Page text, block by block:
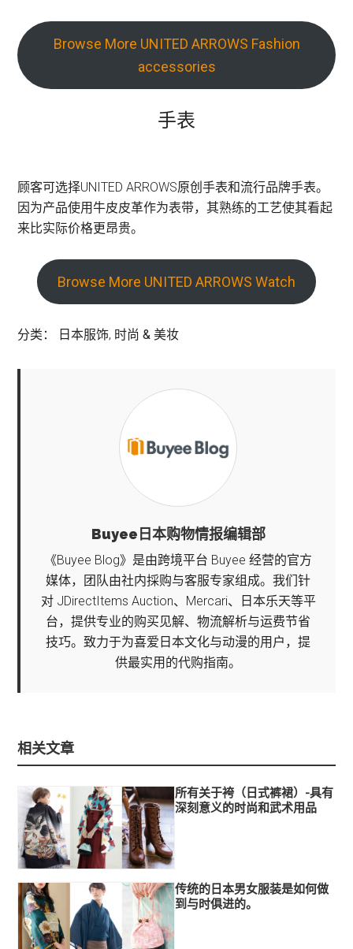
Browse More UNITED ARROWS Fashion
accessories
手表
顾客可选择UNITED ARROWS原创手表和流行品牌手表。
因为产品使用牛皮皮革作为表带，其熟练的工艺使其看起
来比实际价格更昂贵。
Browse More UNITED ARROWS Watch
分类： 日本服饰, 时尚 & 美妆
Buyee日本购物情报编辑部
《Buyee Blog》是由跨境平台 Buyee 经营的官方
媒体，团队由社内採购与客服专家组成。我们针
对 JDirectItems Auction、Mercari、日本乐天等平
台，提供专业的购买见解、物流解析与运费节省
技巧。致力于为喜爱日本文化与动漫的用户，提
供最实用的代购指南。
相关文章
所有关于袴（日式裤裙）-具有
深刻意义的时尚和武术用品
传统的日本男女服装是如何做
到与时俱进的。